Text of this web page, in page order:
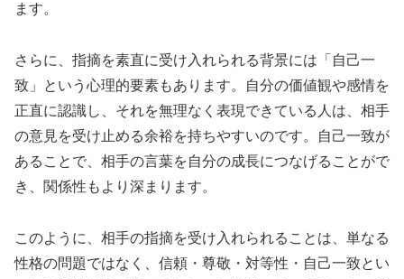
ます。
さらに、指摘を素直に受け入れられる背景には「自己一
致」という心理的要素もあります。自分の価値観や感情を
正直に認識し、それを無理なく表現できている人は、相手
の意見を受け止める余裕を持ちやすいのです。自己一致が
あることで、相手の言葉を自分の成長につなげることがで
き、関係性もより深まります。
このように、相手の指摘を受け入れられることは、単なる
性格の問題ではなく、信頼・尊敬・対等性・自己一致とい